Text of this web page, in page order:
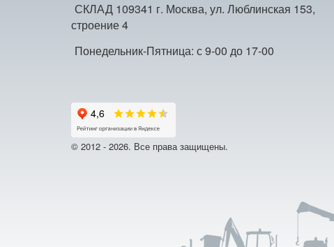
СКЛАД 109341 г. Москва, ул. Люблинская 153,
строение 4
Понедельник-Пятница: с 9-00 до 17-00
© 2012 - 2026. Все права защищены.